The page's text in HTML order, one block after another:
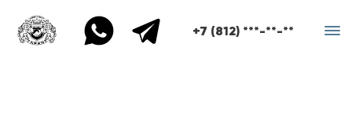
+7 (812) ***-**-**